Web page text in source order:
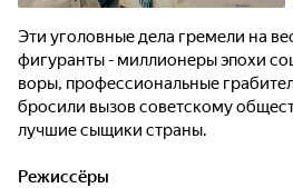
Эти уголовные дела гремели на
фигуранты - миллионеры эпохи
воры, профессиональные
бросили вызов советскому
лучшие сыщики страны.
Режиссёры